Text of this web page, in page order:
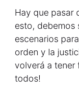
Hay que pasar
esto, debemos
escenarios
orden y la
volverá a tener
todos!